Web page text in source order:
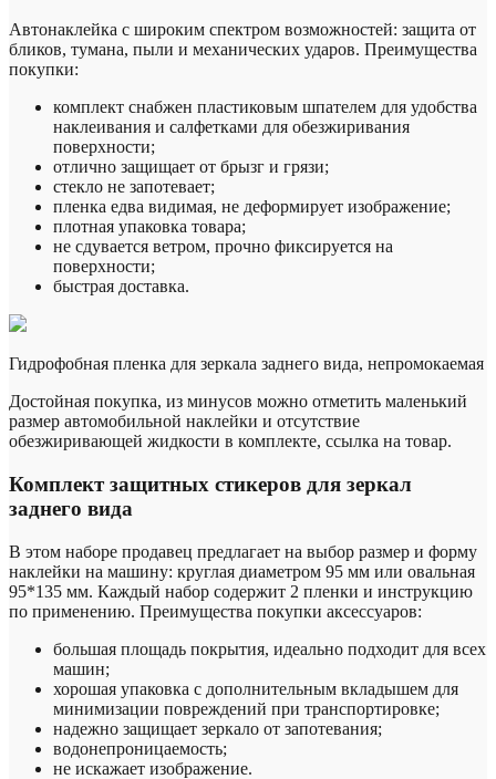
Автонаклейка с широким спектром возможностей: защита от
бликов, тумана, пыли и механических ударов. Преимущества
покупки:
комплект снабжен пластиковым шпателем для удобства
наклеивания и салфетками для обезжиривания
поверхности;
отлично защищает от брызг и грязи;
стекло не запотевает;
пленка едва видимая, не деформирует изображение;
плотная упаковка товара;
не сдувается ветром, прочно фиксируется на
поверхности;
быстрая доставка.
Гидрофобная пленка для зеркала заднего вида, непромокаемая
Достойная покупка, из минусов можно отметить маленький
размер автомобильной наклейки и отсутствие
обезжиривающей жидкости в комплекте, ссылка на товар.
Комплект защитных стикеров для зеркал
заднего вида
В этом наборе продавец предлагает на выбор размер и форму
наклейки на машину: круглая диаметром 95 мм или овальная
95*135 мм. Каждый набор содержит 2 пленки и инструкцию
по применению. Преимущества покупки аксессуаров:
большая площадь покрытия, идеально подходит для всех
машин;
хорошая упаковка с дополнительным вкладышем для
минимизации повреждений при транспортировке;
надежно защищает зеркало от запотевания;
водонепроницаемость;
не искажает изображение.